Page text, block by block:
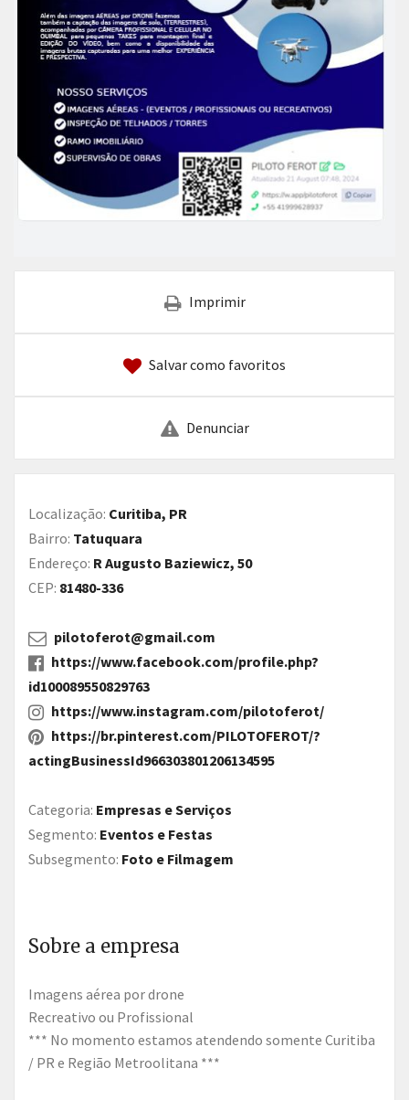
Imprimir
Salvar como favoritos
Denunciar
Localização: Curitiba, PR
Bairro: Tatuquara
Endereço: R Augusto Baziewicz, 50
CEP: 81480-336
pilotoferot@gmail.com
https://www.facebook.com/profile.php?
id100089550829763
https://www.instagram.com/pilotoferot/
https://br.pinterest.com/PILOTOFEROT/?
actingBusinessId966303801206134595
Categoria: Empresas e Serviços
Segmento: Eventos e Festas
Subsegmento: Foto e Filmagem
Sobre a empresa
Imagens aérea por drone
Recreativo ou Profissional
*** No momento estamos atendendo somente Curitiba
/ PR e Região Metroolitana ***